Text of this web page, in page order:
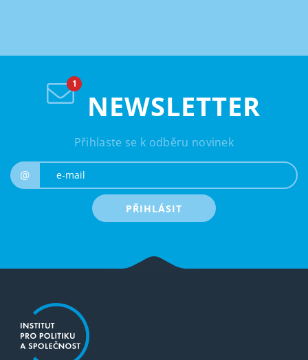
NEWSLETTER
Přihlaste se k odběru novinek
@
PŘIHLÁSIT